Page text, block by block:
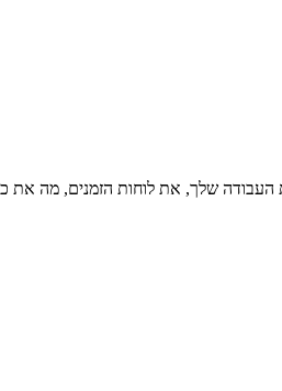
שלך, את לוחות הזמנים, מה את